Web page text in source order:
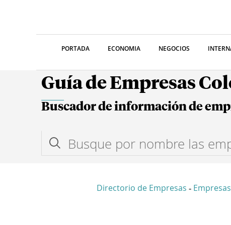
PORTADA ECONOMIA NEGOCIOS
Guía de Empresas
Buscador de información de
Directorio de Empresas -